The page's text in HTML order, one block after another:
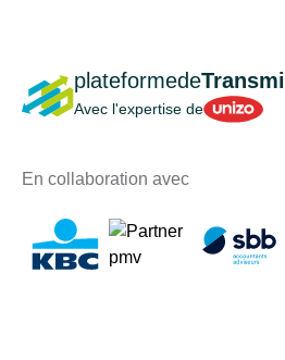
plateformede
Avec l'expertise deUnizo
En collaboration avec